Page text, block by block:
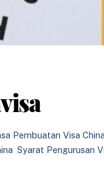
Pembuatan Visa
,Syarat Pengurusan